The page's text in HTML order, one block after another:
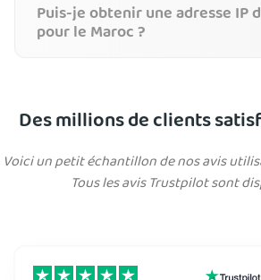
Puis-je obtenir une adresse IP
pour le Maroc ?
Des millions de clients
Voici un petit échantillon de nos avis
Tous les avis Trustpilot sont